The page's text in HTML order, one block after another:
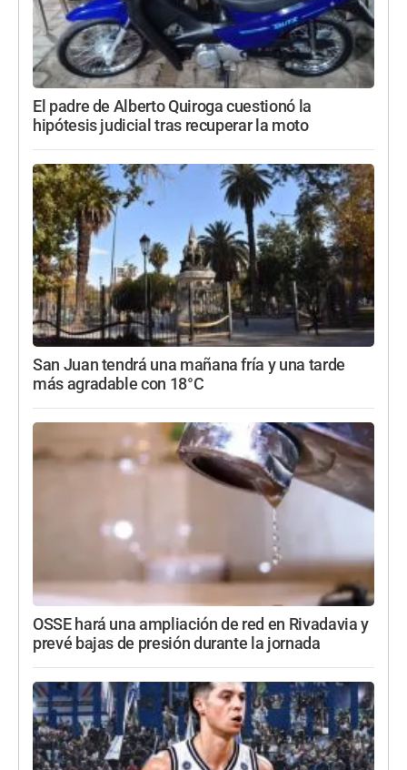
El padre de Alberto Quiroga cuestionó la
hipótesis judicial tras recuperar la moto
San Juan tendrá una mañana fría y una tarde
más agradable con 18°C
OSSE hará una ampliación de red en Rivadavia y
prevé bajas de presión durante la jornada